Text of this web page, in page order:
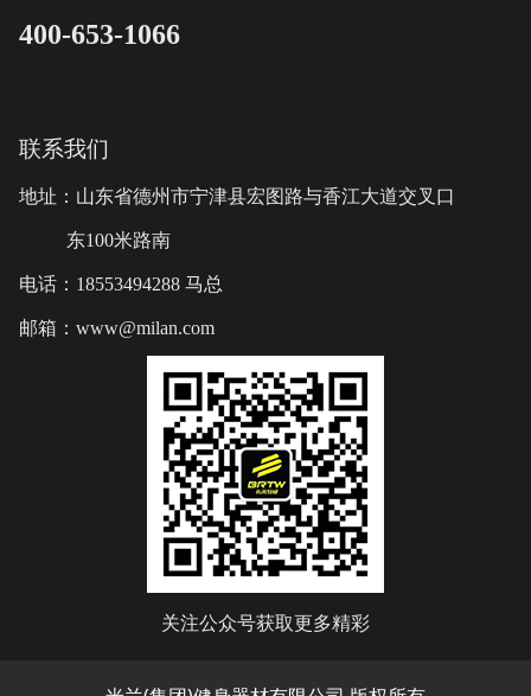
400-653-1066
联系我们
地址：山东省德州市宁津县宏图路与香江大道交叉口
东100米路南
电话：18553494288 马总
邮箱：www@milan.com
关注公众号获取更多精彩